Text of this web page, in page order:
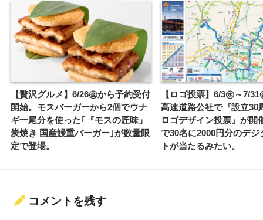
【贅沢グルメ】6/26㊎から予約受付
開始。モスバーガーから2個でウナ
ギ一尾分を使った｢『モスの匠味』
炭焼き 国産鰻重バーガー｣が数量限
定で登場。
【ロゴ投票】6/3㊌～7/
高速道路公社で『設立30
ロゴデザイン投票』が開
で30名に2000円分のデジ
トが当たるみたい。
コメントを残す